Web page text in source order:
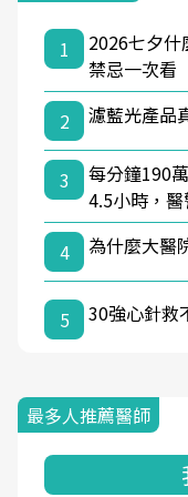
1
2026七夕
禁忌一次看
2
濾藍光產品
3
每分鐘190
4.5小時，
4
為什麼大醫
5 30強心針救
最多人推薦醫師